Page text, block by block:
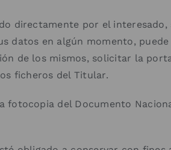
directamente por el
datos en algún momento,
de los mismos, solicitar la
ficheros del Titular.
del Documento